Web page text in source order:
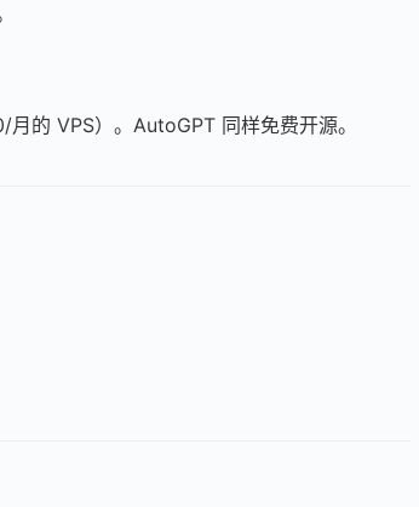
的 VPS）。AutoGPT 同样免费开源。